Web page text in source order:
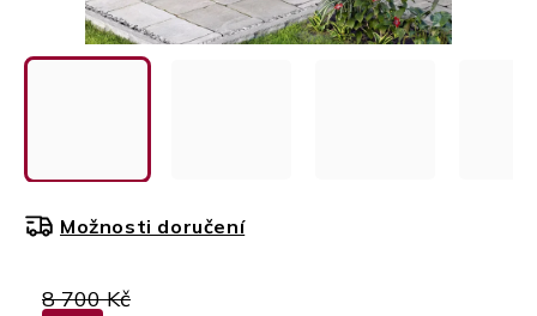
8 700 Kč
Možnosti doručení